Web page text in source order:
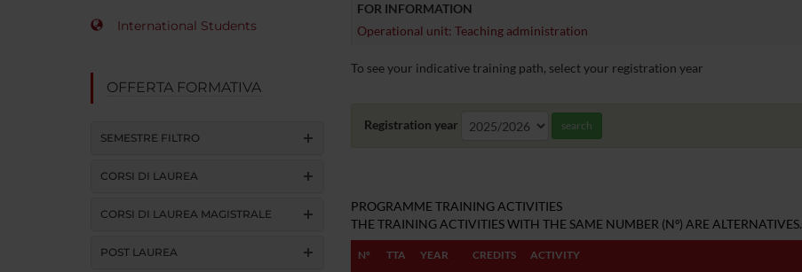
International Students
OFFERTA FORMATIVA
SEMESTRE FILTRO
CORSI DI LAUREA
CORSI DI LAUREA MAGISTRALE
POST LAUREA
FOR INFORMATION
Operational unit: Teaching administration
To see your indicative training path, select your registration year
Registration year search
PROGRAMME TRAINING ACTIVITIES
THE TRAINING ACTIVITIES WITH THE SAME NUMBER (Nº) ARE ALTERNATIVES.
Nº TTA YEAR CREDITS ACTIVITY